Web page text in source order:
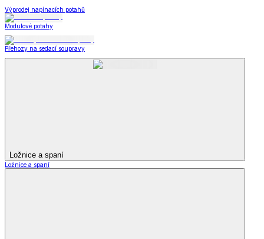
Výprodej napínacích potahů
Modulové potahy
Přehozy na sedací soupravy
Ložnice a spaní
Ložnice a spaní